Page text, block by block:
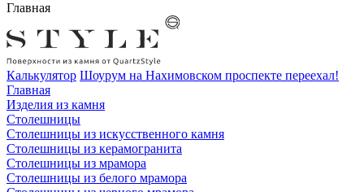
Главная
Калькулятор Шоурум на Нахимовском проспекте переехал!
Главная
Изделия из камня
Столешницы
Столешницы из искусственного камня
Столешницы из керамогранита
Столешницы из мрамора
Столешницы из белого мрамора